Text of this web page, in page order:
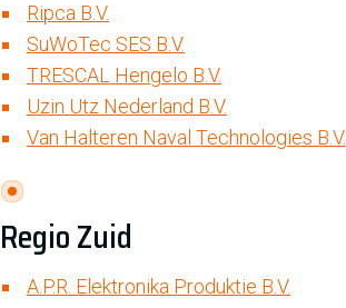
Ripca B.V.
SuWoTec SES B.V.
TRESCAL Hengelo B.V.
Uzin Utz Nederland B.V.
Van Halteren Naval Technologies B.V.
Regio Zuid
A.P.R. Elektronika Produktie B.V.